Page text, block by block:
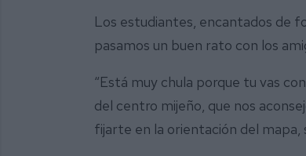
Los estudiantes, encantados de
pasamos un buen rato con los
“Está muy chula porque tu vas
del centro mijeño, que nos
fijarte en la orientación del mapa,